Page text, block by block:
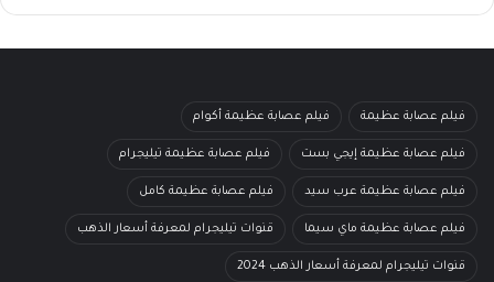
فيلم عصابة عظيمة فيلم عصابة عظيمة أكوام
فيلم عصابة عظيمة إيجي بست فيلم عصابة عظيمة تيليجرام
فيلم عصابة عظيمة عرب سيد فيلم عصابة عظيمة كامل
فيلم عصابة عظيمة ماي سيما قنوات تيليجرام لمعرفة أسعار الذهب
قنوات تيليجرام لمعرفة أسعار الذهب 2024